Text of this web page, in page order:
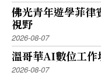
佛光青年遊學菲
視野
2026-08-07
溫哥華AI數位工
2026-08-07